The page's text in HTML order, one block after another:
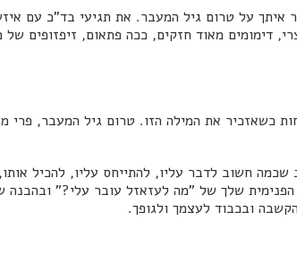
על טרום גיל המעבר. את תגיעי בד"כ עם
דימומים מאוד חזקים, ככה פתאום, זיפזופים של
בחוסר נוחות כשאזכיר את המילה הזו. טרום גיל המעבר,
חשוב לדבר עליו, להתייחס עליו, להכיל
שלך של "מה לעזאזל עובר עלי?"
ובכבוד לעצמך ולגופך.